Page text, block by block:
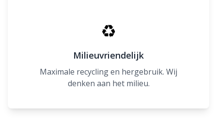
♻
Milieuvriendelijk
Maximale recycling en hergebruik. Wij
denken aan het milieu.